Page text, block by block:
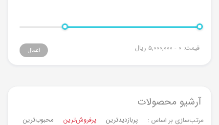
قیمت: 0 - 5,000,000 ریال اعمال
آرشیو محصولات
مرتب‌سازی بر اساس : پربازدیدترین پرفروش‌ترین‌ محبوب‌ترین